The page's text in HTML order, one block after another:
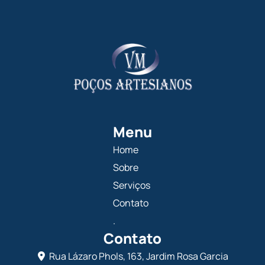
Menu
Home
Sobre
Serviços
Contato
.
Contato
Rua Lázaro Phols, 163, Jardim Rosa Garcia